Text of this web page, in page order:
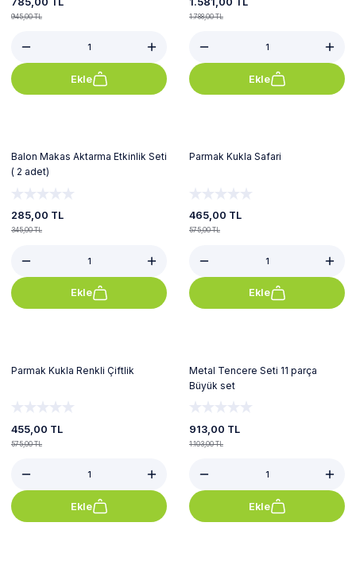
945,00 TL
Ekle
1.788,00 TL
Ekle
Balon Makas Aktarma Etkinlik Seti
( 2 adet)
285,00 TL
345,00 TL
Ekle
Parmak Kukla Safari
465,00 TL
575,00 TL
Ekle
Parmak Kukla Renkli Çiftlik
455,00 TL
575,00 TL
Ekle
Metal Tencere Seti 11 parça
Büyük set
913,00 TL
1.103,00 TL
Ekle